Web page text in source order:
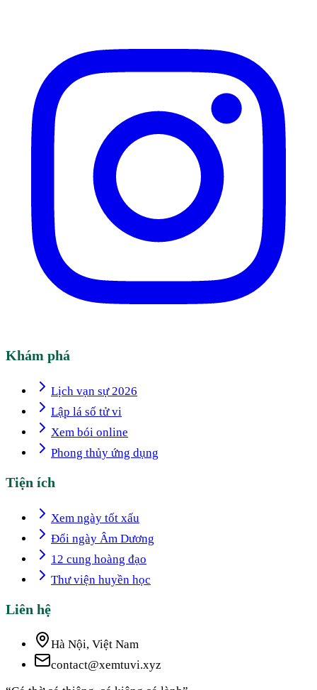
Khám phá
Lịch vạn sự 2026
Lập lá số tử vi
Xem bói online
Phong thủy ứng dụng
Tiện ích
Xem ngày tốt xấu
Đổi ngày Âm Dương
12 cung hoàng đạo
Thư viện huyền học
Liên hệ
Hà Nội, Việt Nam
contact@xemtuvi.xyz